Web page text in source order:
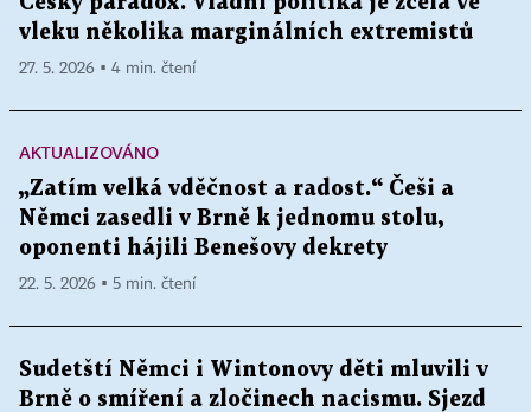
vleku několika marginálních extremistů
27. 5. 2026 ▪ 4 min. čtení
AKTUALIZOVÁNO
„Zatím velká vděčnost a radost.“ Češi a
Němci zasedli v Brně k jednomu stolu,
oponenti hájili Benešovy dekrety
22. 5. 2026 ▪ 5 min. čtení
Sudetští Němci i Wintonovy děti mluvili v
Brně o smíření a zločinech nacismu. Sjezd